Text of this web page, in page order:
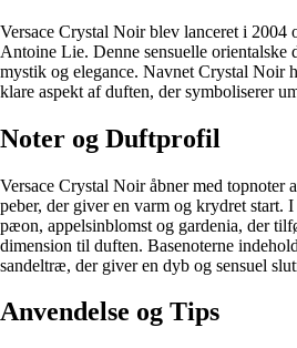
Versace Crystal Noir blev lanceret i 2004
Antoine Lie. Denne sensuelle orientalske
mystik og elegance. Navnet Crystal Noir
klare aspekt af duften, der symboliserer
Noter og Duftprofil
Versace Crystal Noir åbner med topnoter
peber, der giver en varm og krydret start.
pæon, appelsinblomst og gardenia, der
dimension til duften. Basenoterne
sandeltræ, der giver en dyb og sensuel
Anvendelse og Tips